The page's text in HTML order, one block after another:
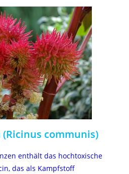
communis)
enthält das hochtoxische
das als Kampfstoff